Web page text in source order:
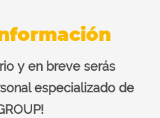
y en breve serás
especializado de